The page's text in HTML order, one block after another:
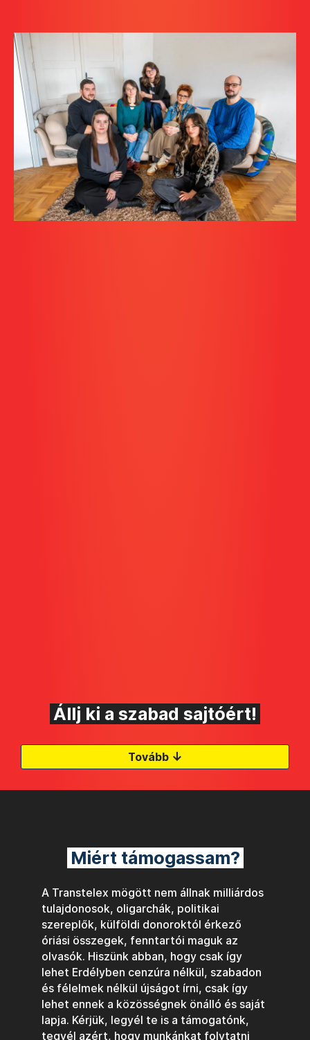
Állj ki a szabad sajtóért!
Tovább ↓
Miért támogassam?
A Transtelex mögött nem állnak milliárdos
tulajdonosok, oligarchák, politikai
szereplők, külföldi donoroktól érkező
óriási összegek, fenntartói maguk az
olvasók. Hiszünk abban, hogy csak így
lehet Erdélyben cenzúra nélkül, szabadon
és félelmek nélkül újságot írni, csak így
lehet ennek a közösségnek önálló és saját
lapja. Kérjük, legyél te is a támogatónk,
tegyél azért, hogy munkánkat folytatni